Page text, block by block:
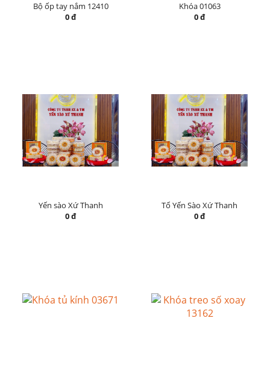
Bộ ốp tay nắm 12410
0 đ
Khóa 01063
0 đ
Yến sào Xứ Thanh
0 đ
Tổ Yến Sào Xứ Thanh
0 đ